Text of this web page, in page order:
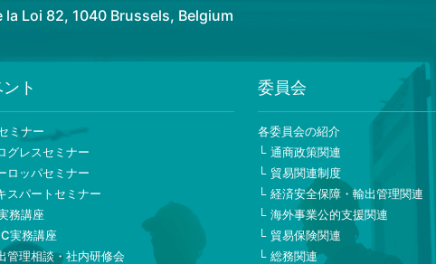
商事株式会社
商事インシュアランス株式会社
険室 室長
さゆり
会社東芝
政策渉外室 室長
哲也
la Loi 82, 1040 Brussels, Belgium
ト
ミナー
グレスセミナー
ロッパセミナー
スパートセミナー
務講座
実務講座
管理相談・社内研修会
委員会
各委員会の紹介
通商政策関連
貿易関連制度
経済安全保障・輸出管理関連
海外事業公的支援関連
貿易保険関連
総務関連